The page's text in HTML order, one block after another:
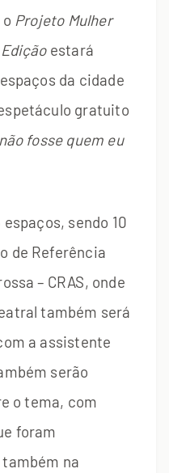
Projeto Mulher
Edição estará
da cidade
gratuito
fosse quem eu
sendo 10
de Referência
– CRAS, onde
também será
a assistente
serão
o tema, com
foram
na